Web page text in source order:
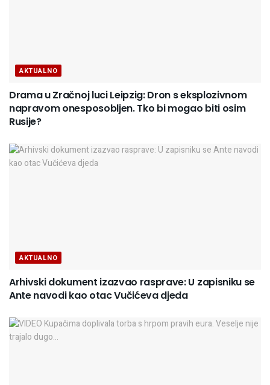
AKTUALNO
Drama u Zračnoj luci Leipzig: Dron s eksplozivnom
napravom onesposobljen. Tko bi mogao biti osim
Rusije?
AKTUALNO
Arhivski dokument izazvao rasprave: U zapisniku se
Ante navodi kao otac Vučićeva djeda